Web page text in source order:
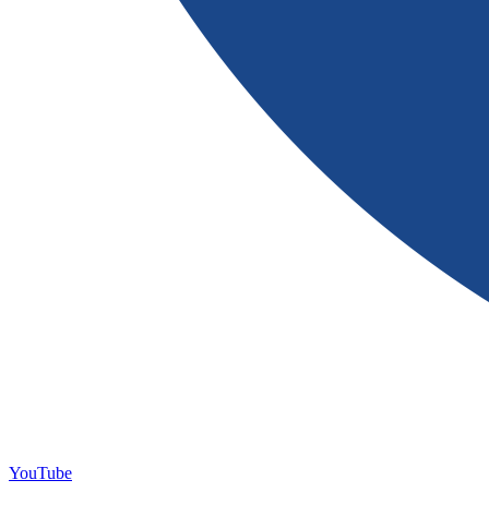
YouTube